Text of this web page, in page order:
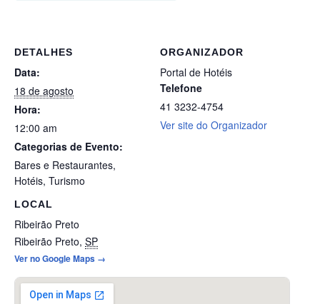
DETALHES
Data:
18 de agosto
Hora:
12:00 am
Categorias de Evento:
Bares e Restaurantes,
Hotéis, Turismo
LOCAL
Ribeirão Preto
Ribeirão Preto, SP
Ver no Google Maps →
ORGANIZADOR
Portal de Hotéis
Telefone
41 3232-4754
Ver site do Organizador